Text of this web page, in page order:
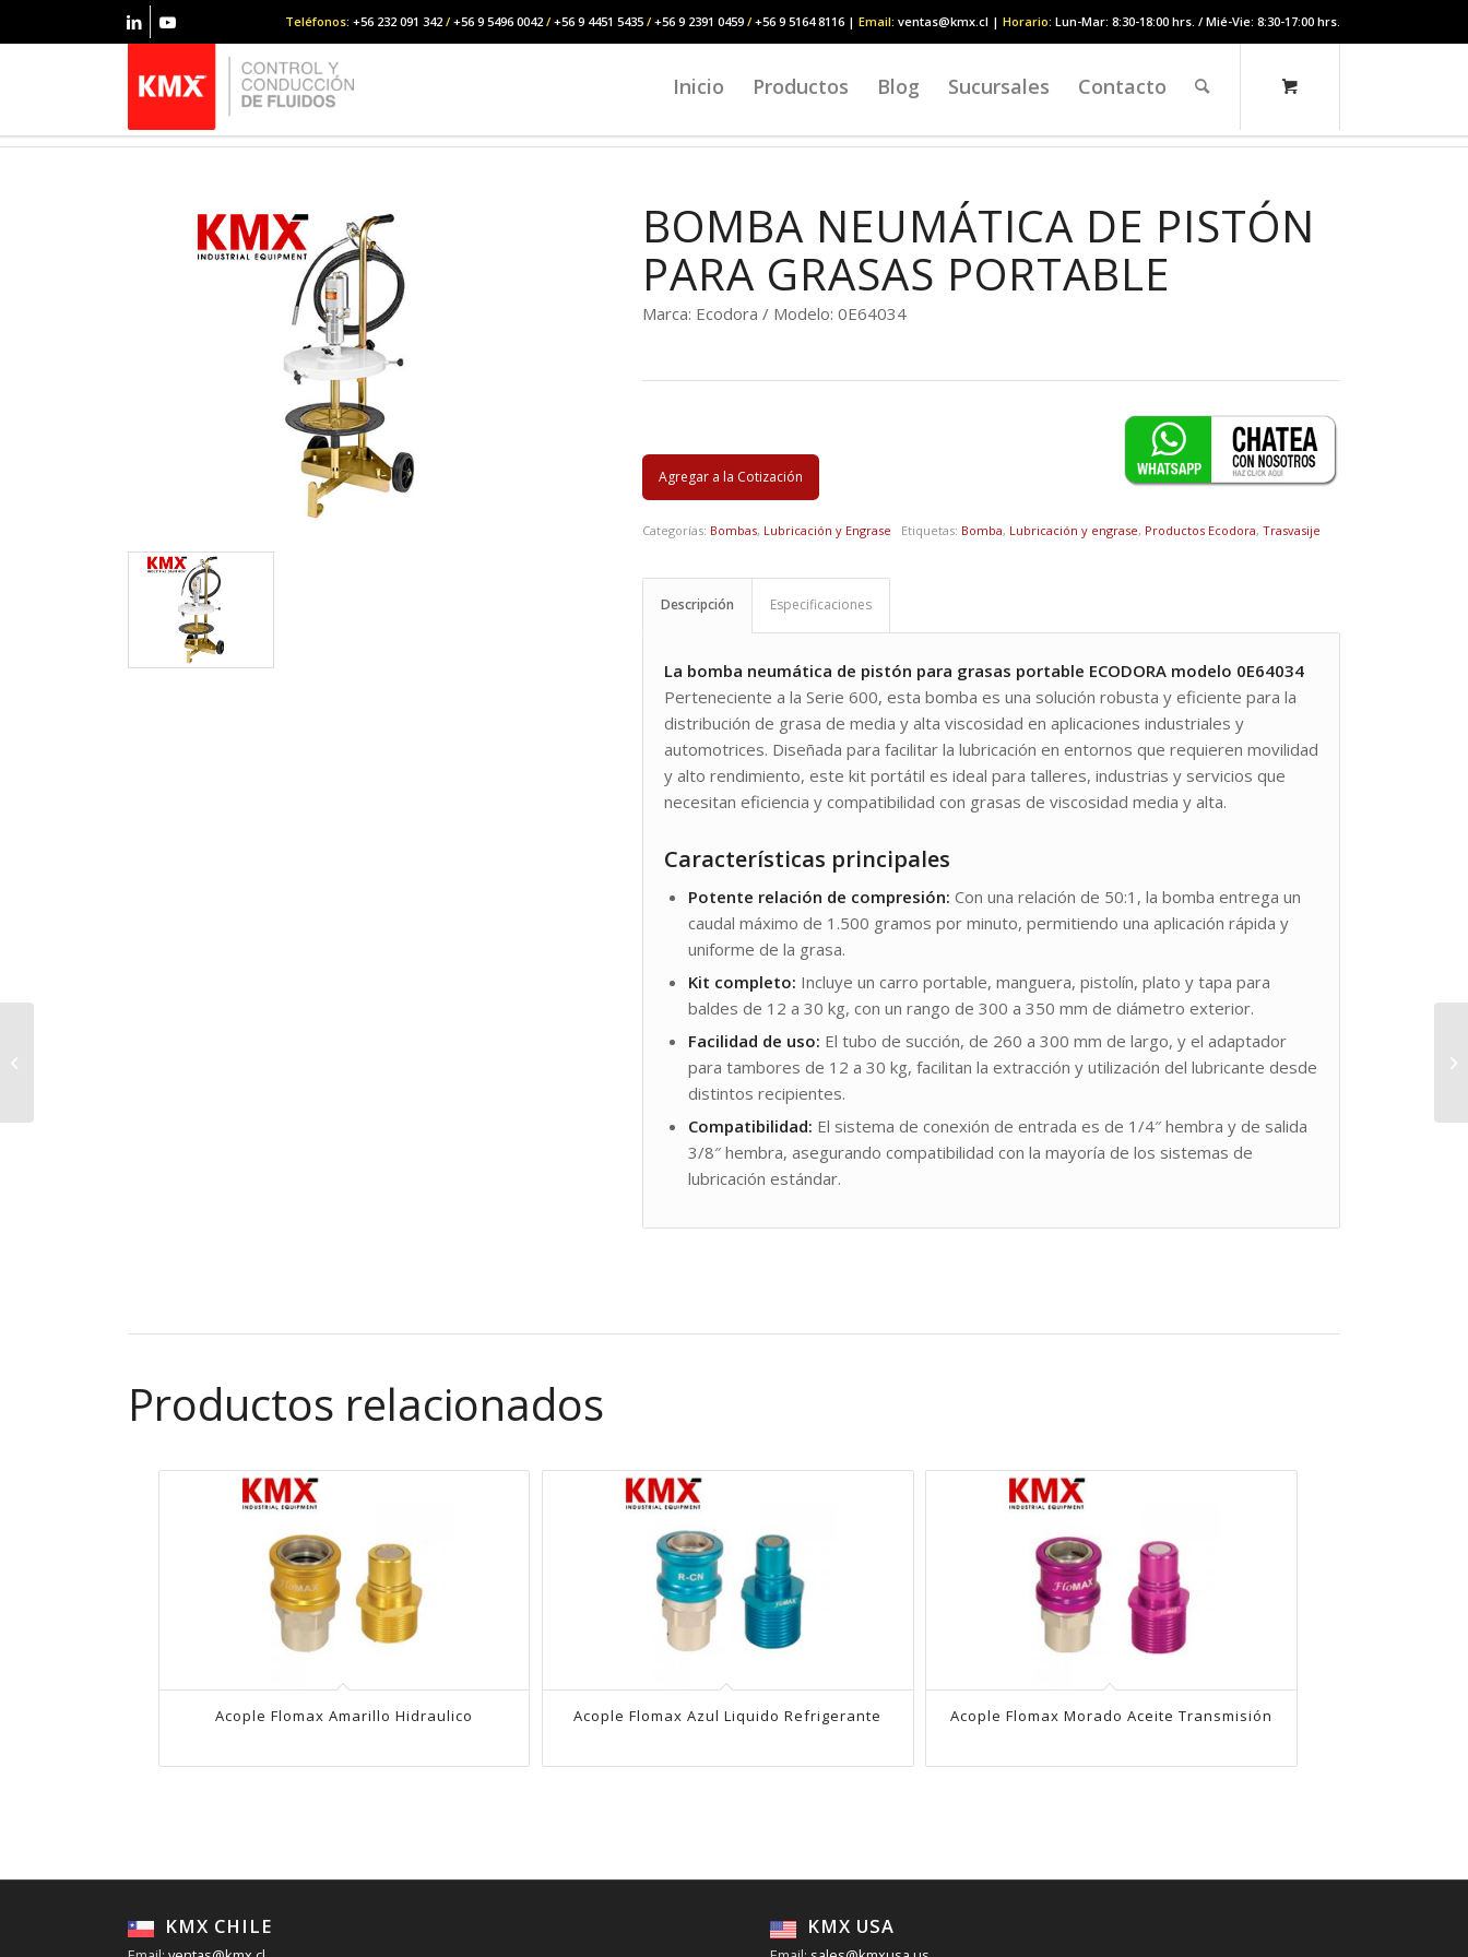
Teléfonos: +56 232 091 342 / +56 9 5496 0042 / +56 9 4451 5435 / +56 9 2391 0459 / +56 9 5164 8116 | Email: ventas@kmx.cl | Horario: Lun-Mar: 8:30-18:00 hrs. / Mié-Vie: 8:30-17:00 hrs.
Inicio Productos Blog Sucursales Contacto
BOMBA NEUMÁTICA DE PISTÓN
PARA GRASAS PORTABLE
Marca: Ecodora / Modelo: 0E64034
Agregar a la Cotización
Categorías: Bombas, Lubricación y Engrase Etiquetas: Bomba, Lubricación y engrase, Productos Ecodora, Trasvasije
Descripción Especificaciones
La bomba neumática de pistón para grasas portable ECODORA modelo 0E64034
Perteneciente a la Serie 600, esta bomba es una solución robusta y eficiente para la
distribución de grasa de media y alta viscosidad en aplicaciones industriales y
automotrices. Diseñada para facilitar la lubricación en entornos que requieren movilidad
y alto rendimiento, este kit portátil es ideal para talleres, industrias y servicios que
necesitan eficiencia y compatibilidad con grasas de viscosidad media y alta.
Características principales
Potente relación de compresión: Con una relación de 50:1, la bomba entrega un
caudal máximo de 1.500 gramos por minuto, permitiendo una aplicación rápida y
uniforme de la grasa.
Kit completo: Incluye un carro portable, manguera, pistolín, plato y tapa para
baldes de 12 a 30 kg, con un rango de 300 a 350 mm de diámetro exterior.
Facilidad de uso: El tubo de succión, de 260 a 300 mm de largo, y el adaptador
para tambores de 12 a 30 kg, facilitan la extracción y utilización del lubricante desde
distintos recipientes.
Compatibilidad: El sistema de conexión de entrada es de 1/4″ hembra y de salida
3/8″ hembra, asegurando compatibilidad con la mayoría de los sistemas de
lubricación estándar.
Productos relacionados
Acople Flomax Amarillo Hidraulico Acople Flomax Azul Liquido Refrigerante Acople Flomax Morado Aceite Transmisión
KMX CHILE KMX USA